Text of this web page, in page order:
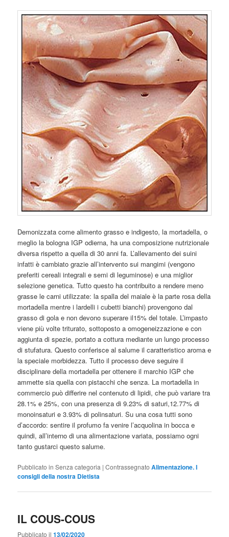
Demonizzata come alimento grasso e indigesto, la mortadella, o
meglio la bologna IGP odierna, ha una composizione nutrizionale
diversa rispetto a quella di 30 anni fa. L’allevamento dei suini
infatti è cambiato grazie all’intervento sui mangimi (vengono
preferiti cereali integrali e semi di leguminose) e una miglior
selezione genetica. Tutto questo ha contribuito a rendere meno
grasse le carni utilizzate: la spalla del maiale è la parte rosa della
mortadella mentre i lardelli i cubetti bianchi) provengono dal
grasso di gola e non devono superare il15% del totale. L’impasto
viene più volte triturato, sottoposto a omogeneizzazione e con
aggiunta di spezie, portato a cottura mediante un lungo processo
di stufatura. Questo conferisce al salume il caratteristico aroma e
la speciale morbidezza. Tutto il processo deve seguire il
disciplinare della mortadella per ottenere il marchio IGP che
ammette sia quella con pistacchi che senza. La mortadella in
commercio può differire nel contenuto di lipidi, che può variare tra
28.1% e 25%, con una presenza di 9.23% di saturi,12.77% di
monoinsaturi e 3.93% di polinsaturi. Su una cosa tutti sono
d’accordo: sentire il profumo fa venire l’acquolina in bocca e
quindi, all’interno di una alimentazione variata, possiamo ogni
tanto gustarci questo salume.
Pubblicato in Senza categoria |Contrassegnato Alimentazione. I
consigli della nostra Dietista
IL COUS-COUS
Pubblicato il13/02/2020